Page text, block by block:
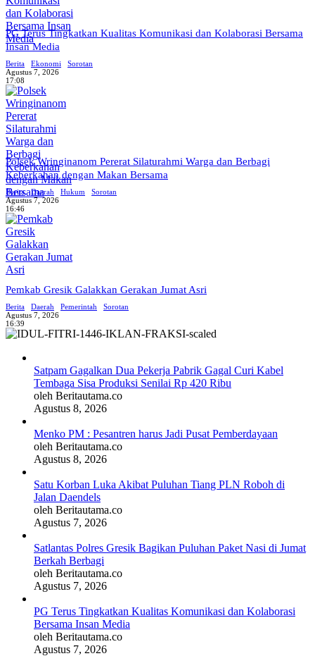
PG Terus Tingkatkan Kualitas Komunikasi dan Kolaborasi Bersama
Insan Media
Berita Ekonomi
Sorotan
Agustus 7, 2026
17:08
Polsek Wringinanom Pererat Silaturahmi Warga dan Berbagi
Keberkahan dengan Makan Bersama
Berita Daerah Hukum
Sorotan
Agustus 7, 2026
16:46
Pemkab Gresik Galakkan Gerakan Jumat Asri
Berita Daerah Pemerintah
Sorotan
Agustus 7, 2026
16:39
Satpam Gagalkan Dua Pekerja Pabrik Gagal Curi Kabel
Tembaga Sisa Produksi Senilai Rp 420 Ribu
oleh Beritautama.co
Agustus 8, 2026
Menko PM : Pesantren harus Jadi Pusat Pemberdayaan
oleh Beritautama.co
Agustus 8, 2026
Satu Korban Luka Akibat Puluhan Tiang PLN Roboh di
Jalan Daendels
oleh Beritautama.co
Agustus 7, 2026
Satlantas Polres Gresik Bagikan Puluhan Paket Nasi di Jumat
Berkah Berbagi
oleh Beritautama.co
Agustus 7, 2026
PG Terus Tingkatkan Kualitas Komunikasi dan Kolaborasi
Bersama Insan Media
oleh Beritautama.co
Agustus 7, 2026